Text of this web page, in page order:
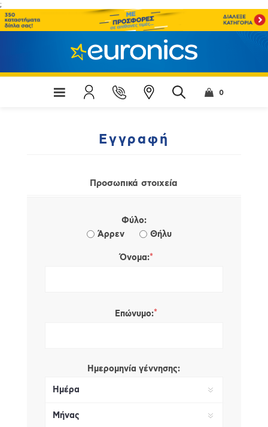
;
0
Εγγραφή
Προσωπικά στοιχεία
Φύλο:
Άρρεν
Θήλυ
Όνομα:*
Επώνυμο:*
Ημερομηνία γέννησης: